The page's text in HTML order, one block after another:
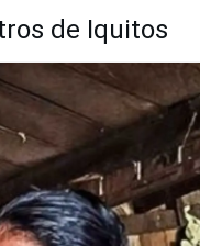
de Iquitos